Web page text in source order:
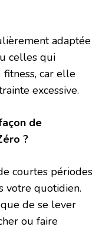
adaptée
celles qui
car elle
excessive.
de
?
courtes périodes
votre quotidien.
de se lever
ou faire